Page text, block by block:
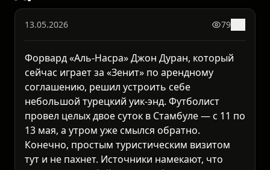
13.05.2026 79
Форвард «Аль-Насра» Джон Дуран, который
сейчас играет за «Зенит» по арендному
соглашению, решил устроить себе
небольшой турецкий уик-энд. Футболист
провел целых двое суток в Стамбуле — с 11 по
13 мая, а утром уже смылся обратно.
Конечно, простым туристическим визитом
тут и не пахнет. Источники намекают, что